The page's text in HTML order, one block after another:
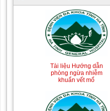
Tài liệu Hướng dẫn
phòng ngừa nhiễm
khuẩn vết mổ